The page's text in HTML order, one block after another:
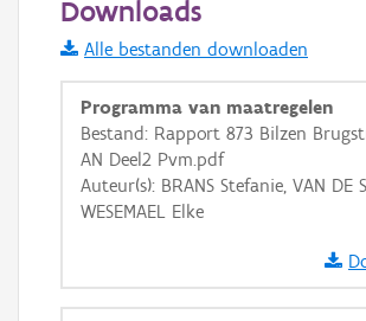
Informatie Vlaanderen
i
+ −
Downloads
Alle bestanden downloaden
Programma van maatregelen
Bestand: Rapport 873 Bilzen
AN Deel2 Pvm.pdf
Auteur(s): BRANS Stefanie, VAN DE
WESEMAEL Elke